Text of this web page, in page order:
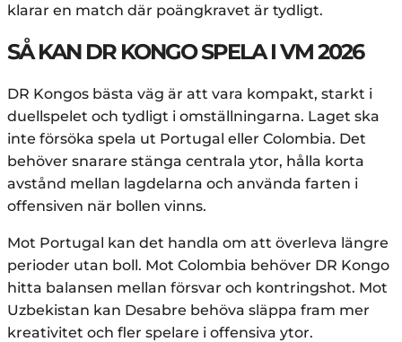
klarar en match där poängkravet är tydligt.
SÅ KAN DR KONGO SPELA I VM 2026
DR Kongos bästa väg är att vara kompakt, starkt i
duellspelet och tydligt i omställningarna. Laget ska
inte försöka spela ut Portugal eller Colombia. Det
behöver snarare stänga centrala ytor, hålla korta
avstånd mellan lagdelarna och använda farten i
offensiven när bollen vinns.
Mot Portugal kan det handla om att överleva längre
perioder utan boll. Mot Colombia behöver DR Kongo
hitta balansen mellan försvar och kontringshot. Mot
Uzbekistan kan Desabre behöva släppa fram mer
kreativitet och fler spelare i offensiva ytor.